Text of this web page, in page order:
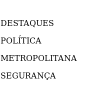
DESTAQUES
POLÍTICA
METROPOLITANA
SEGURANÇA